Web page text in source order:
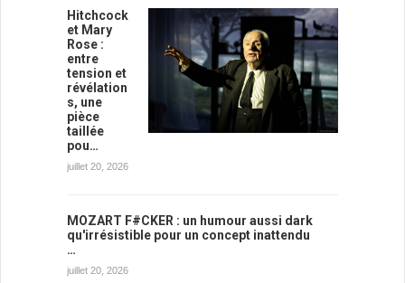
Hitchcock
et Mary
Rose :
entre
tension et
révélation
s, une
pièce
taillée
pou…
juillet 20, 2026
MOZART F#CKER : un humour aussi dark
qu'irrésistible pour un concept inattendu
…
juillet 20, 2026